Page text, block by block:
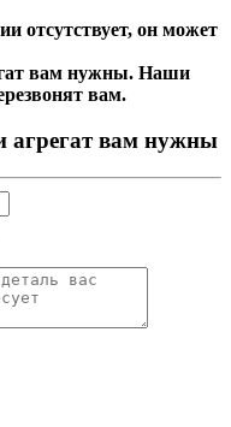
отсутствует, он может
вам нужны. Наши
вам.
агрегат вам нужны